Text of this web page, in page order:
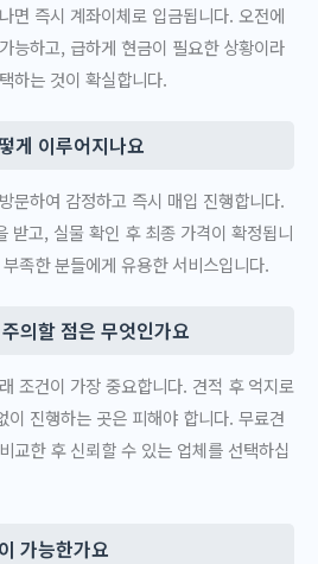
면 즉시 계좌이체로 입금됩니다. 오전에
능하고, 급하게 현금이 필요한 상황이라
하는 것이 확실합니다.
게 이루어지나요
문하여 감정하고 즉시 매입 진행합니다.
받고, 실물 확인 후 최종 가격이 확정됩니
족한 분들에게 유용한 서비스입니다.
의할 점은 무엇인가요
조건이 가장 중요합니다. 견적 후 억지로
이 진행하는 곳은 피해야 합니다. 무료견
교한 후 신뢰할 수 있는 업체를 선택하십
가능한가요